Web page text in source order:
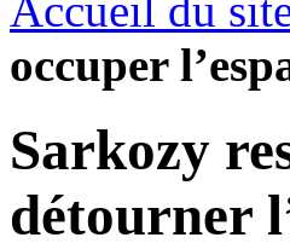
occuper
Sarkozy
détourner